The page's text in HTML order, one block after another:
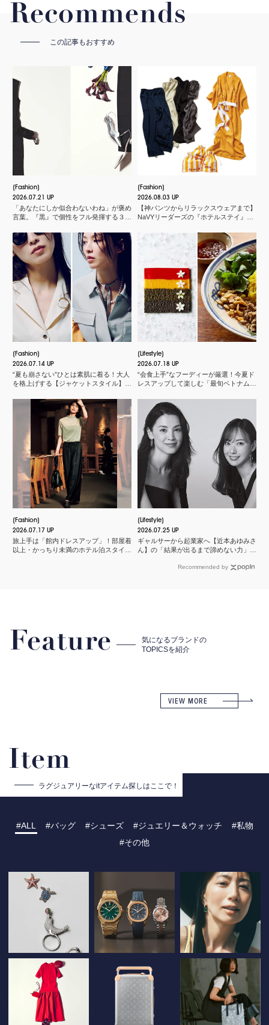
Recommends
この記事もおすすめ
Fashion
2026.07.21 UP
「あなたにしか似合わないわね」が褒め
言葉。『黒』で個性をフル発揮する３つ
Fashion
2026.08.03 UP
【神パンツからリラックスウェアまで】
NaVYリーダーズの『ホテルステイ』に
Fashion
2026.07.14 UP
“夏も崩さない”ひとは素肌に着る！大人
を格上げする【ジャケットスタイル】厳
Lifestyle
2026.07.18 UP
“会食上手”なフーディーが厳選！今夏ド
レスアップして楽しむ「最旬ベトナム料
Fashion
2026.07.17 UP
旅上手は「館内ドレスアップ」！部屋着
以上・かっちり未満のホテル泊スタイル
Lifestyle
2026.07.25 UP
ギャルサーから起業家へ【近本あゆみさ
ん】の「結果が出るまで諦めない力」と
Recommended by
Feature
気になるブランドの
TOPICSを紹介
VIEW MORE
Item
ラグジュアリーなitアイテム探しはここで！
ALL バッグ シューズ ジュエリー＆ウォッチ
私物
その他